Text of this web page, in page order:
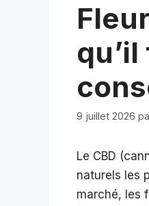
9 juillet 2026
Le CBD
naturels les
marché, les